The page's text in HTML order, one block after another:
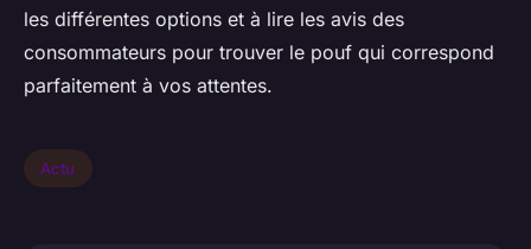
les différentes options et à lire les avis des
consommateurs pour trouver le pouf qui correspond
parfaitement à vos attentes.
Actu